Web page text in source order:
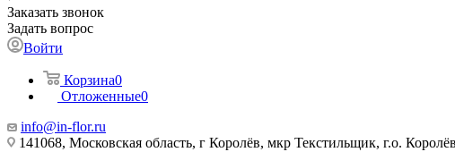
Заказать звонок
Задать вопрос
Войти
Корзина0
Отложенные0
info@in-flor.ru
141068, Московская область, г Королёв, мкр Текстильщик, г.о.